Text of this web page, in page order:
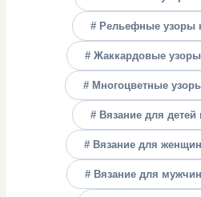
# Рельефные узоры
# Жаккардовые
# Многоцветные
# Вязание для
# Вязание для
# Вязание для